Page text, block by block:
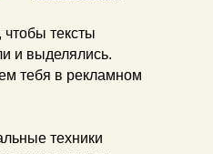
чтобы тексты
и выделялись.
тебя в рекламном
техники